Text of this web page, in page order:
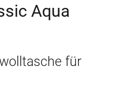
Aqua
für